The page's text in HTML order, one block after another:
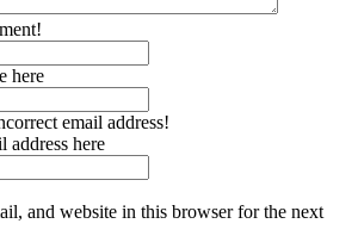
here
email address!
address here
and website in this browser for the next